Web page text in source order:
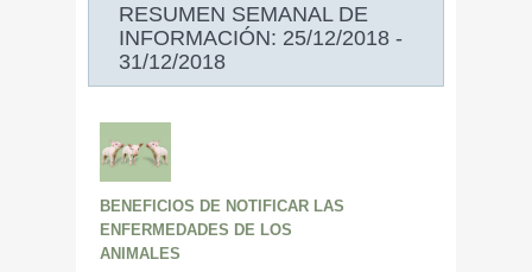
RESUMEN SEMANAL DE
INFORMACIÓN: 25/12/2018 -
31/12/2018
BENEFICIOS DE NOTIFICAR LAS
ENFERMEDADES DE LOS
ANIMALES